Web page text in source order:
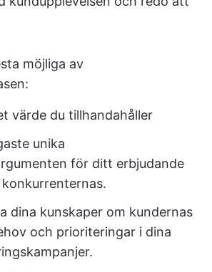
möjliga av
värde du tillhandahåller
unika
för ditt erbjudande
dina kunskaper om kundernas
och prioriteringar i dina